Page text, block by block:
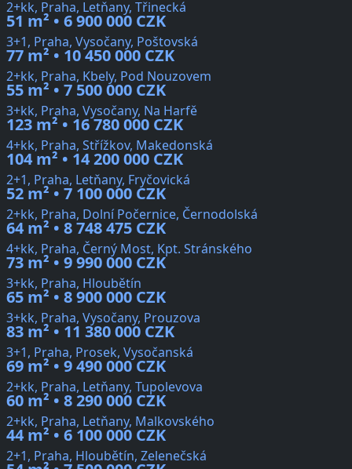
2+kk, Praha, Letňany, Třinecká
51 m² • 6 900 000 CZK
3+1, Praha, Vysočany, Poštovská
77 m² • 10 450 000 CZK
2+kk, Praha, Kbely, Pod Nouzovem
55 m² • 7 500 000 CZK
3+kk, Praha, Vysočany, Na Harfě
123 m² • 16 780 000 CZK
4+kk, Praha, Střížkov, Makedonská
104 m² • 14 200 000 CZK
2+1, Praha, Letňany, Fryčovická
52 m² • 7 100 000 CZK
2+kk, Praha, Dolní Počernice, Černodolská
64 m² • 8 748 475 CZK
4+kk, Praha, Černý Most, Kpt. Stránského
73 m² • 9 990 000 CZK
3+kk, Praha, Hloubětín
65 m² • 8 900 000 CZK
3+kk, Praha, Vysočany, Prouzova
83 m² • 11 380 000 CZK
3+1, Praha, Prosek, Vysočanská
69 m² • 9 490 000 CZK
2+kk, Praha, Letňany, Tupolevova
60 m² • 8 290 000 CZK
2+kk, Praha, Letňany, Malkovského
44 m² • 6 100 000 CZK
2+1, Praha, Hloubětín, Zelenečská